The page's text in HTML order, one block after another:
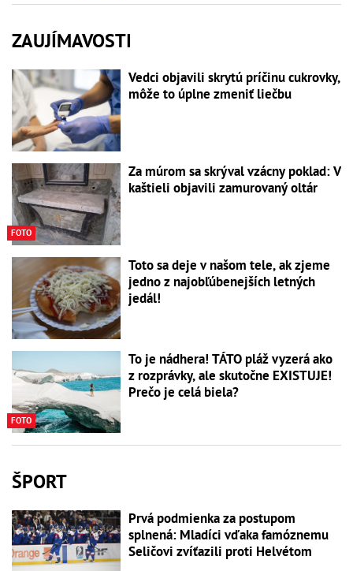
ZAUJÍMAVOSTI
Vedci objavili skrytú príčinu cukrovky,
môže to úplne zmeniť liečbu
FOTO
Za múrom sa skrýval vzácny poklad: V
kaštieli objavili zamurovaný oltár
Toto sa deje v našom tele, ak zjeme
jedno z najobľúbenejších letných
jedál!
FOTO
To je nádhera! TÁTO pláž vyzerá ako
z rozprávky, ale skutočne EXISTUJE!
Prečo je celá biela?
ŠPORT
Prvá podmienka za postupom
splnená: Mladíci vďaka famóznemu
Seličovi zvíťazili proti Helvétom